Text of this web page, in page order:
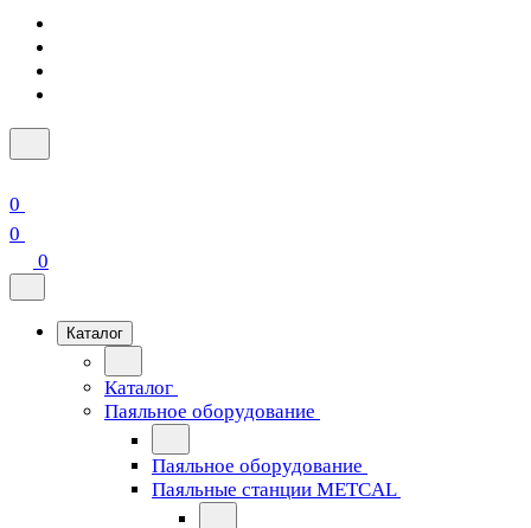
0
0
0
Каталог
Каталог
Паяльное оборудование
Паяльное оборудование
Паяльные станции METCAL